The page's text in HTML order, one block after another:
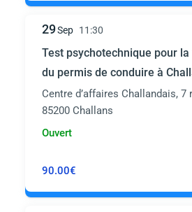
29Sep 11:30
Test psychotechnique pour
du permis de conduire à
Centre d’affaires Challandais, 7
85200 Challans
Ouvert
90.00€